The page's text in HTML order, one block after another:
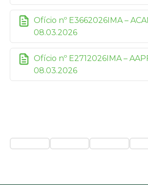
Ofício nº E3662026IMA –
08.03.2026
Ofício nº E2712026IMA –
08.03.2026